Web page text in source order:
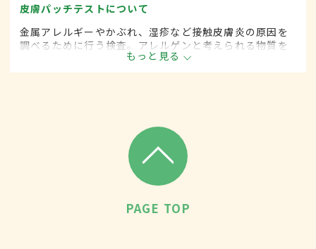
皮膚パッチテストについて
金属アレルギーやかぶれ、湿疹など接触皮膚炎の原因を
調べるために行う検査。アレルゲンと考えられる物質を
付けたフィルムを皮膚に貼り、48時間後や72時間後など
に反応を見る。判定は反応の強さに応じて5段階で行う。
もっと見る
PAGE TOP